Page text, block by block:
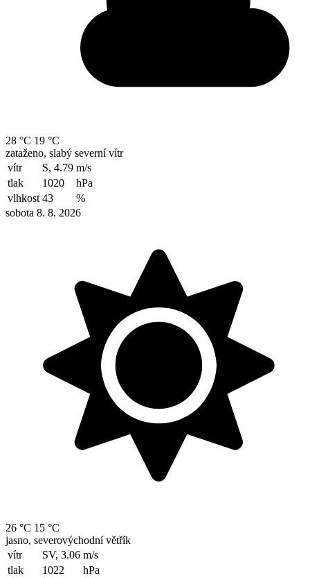
28 °C 19 °C
zataženo, slabý severní vítr
vítr
S, 4.79 m/s
tlak
1020
hPa
vlhkost 43
%
sobota 8. 8. 2026
26 °C 15 °C
jasno, severovýchodní větřík
vítr
SV, 3.06 m/s
tlak
1022
hPa